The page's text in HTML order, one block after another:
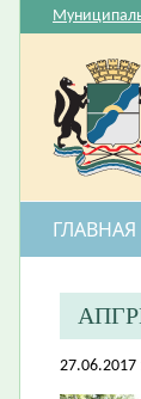
ГЛАВНАЯ
27.06.2017